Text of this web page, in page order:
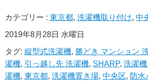
カテゴリー :東京都,洗濯機取り付け,中
2019年8月28日 水曜日
タグ:縦型式洗濯機, 勝どき マンション
濯機, 引っ越し先 洗濯機, SHARP,洗濯
濯機,東京都,洗濯機置き場,中央区, 防水